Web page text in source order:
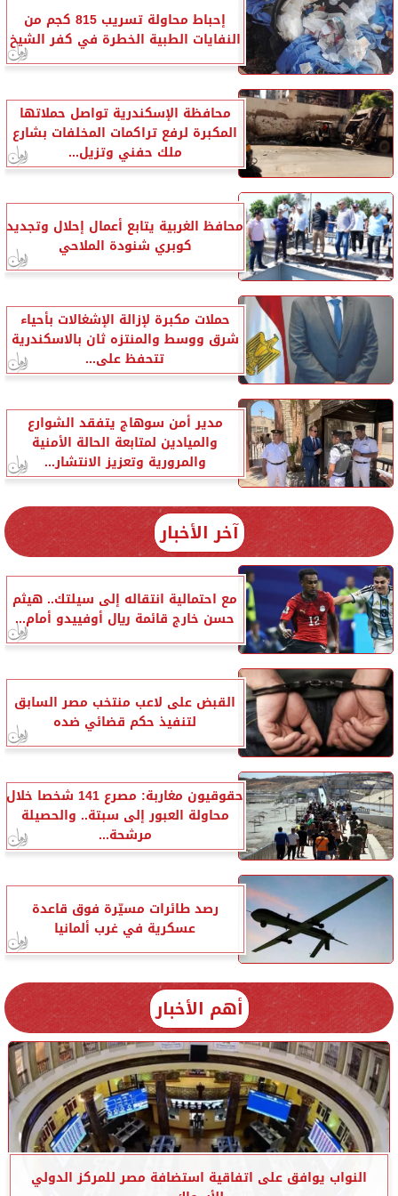
إحباط محاولة تسريب 815 كجم من
النفايات الطبية الخطرة في كفر الشيخ
محافظة الإسكندرية تواصل حملاتها
المكبرة لرفع تراكمات المخلفات بشارع
ملك حفني وتزيل...
محافظ الغربية يتابع أعمال إحلال وتجديد
كوبري شنودة الملاحي
حملات مكبرة لإزالة الإشغالات بأحياء
شرق ووسط والمنتزه ثان بالاسكندرية
تتحفظ على...
مدير أمن سوهاج يتفقد الشوارع
والميادين لمتابعة الحالة الأمنية
والمرورية وتعزيز الانتشار...
آخر الأخبار
مع احتمالية انتقاله إلى سيلتك.. هيثم
حسن خارج قائمة ريال أوفييدو أمام...
القبض على لاعب منتخب مصر السابق
لتنفيذ حكم قضائي ضده
حقوقيون مغاربة: مصرع 141 شخصا خلال
محاولة العبور إلى سبتة.. والحصيلة
مرشحة...
رصد طائرات مسيّرة فوق قاعدة
عسكرية في غرب ألمانيا
أهم الأخبار
النواب يوافق على اتفاقية استضافة مصر للمركز الدولي